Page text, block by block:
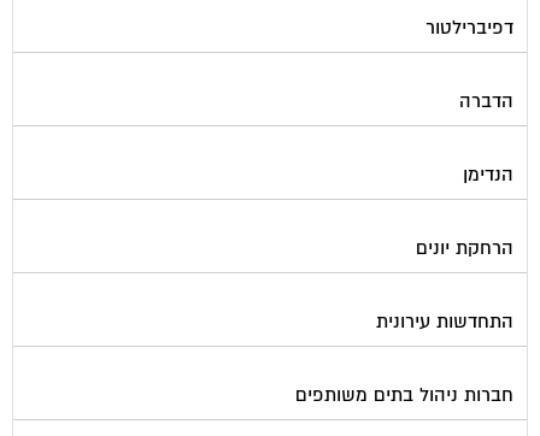
דפיברילטור
הדברה
הנדימן
הרחקת יונים
התחדשות עירונית
חברות ניהול בתים משותפים